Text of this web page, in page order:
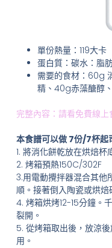
單份熱量：119大卡
蛋白質：碳水：脂
需要的食材：60g
精、40g赤藻醣醇
完整內容：請看免費線上
本食譜可以做 7份/7杯起
1. 將消化餅乾放在烘焙杯
2. 烤箱預熱150C/302F
3.用電動攪拌器混合其他
順。接著倒入陶瓷或烘焙
4. 烤箱烘烤12-15分鐘。
裂開。
5. 從烤箱取出後，放涼
用。